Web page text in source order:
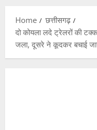
Home
छत्तीसगढ़
दो कोयला लदे ट्रेलरों की
जला, दूसरे ने कूदकर बचाई